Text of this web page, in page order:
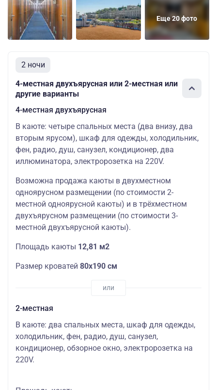
Еще 20 фото
2 ночи
4-местная двухъярусная или 2-местная или
другие варианты
4-местная двухъярусная
В каюте: четыре спальных места (два внизу, два
вторым ярусом), шкаф для одежды, холодильник,
фен, радио, душ, санузел, кондиционер, два
иллюминатора, электророзетка на 220V.
Возможна продажа каюты в двухместном
одноярусном размещении (по стоимости 2-
местной одноярусной каюты) и в трёхместном
двухъярусном размещении (по стоимости 3-
местной двухъярусной каюты).
Площадь каюты 12,81 м2
Размер кроватей 80х190 см
2-местная
В каюте: два спальных места, шкаф для одежды,
холодильник, фен, радио, душ, санузел,
кондиционер, обзорное окно, электророзетка на
220V.